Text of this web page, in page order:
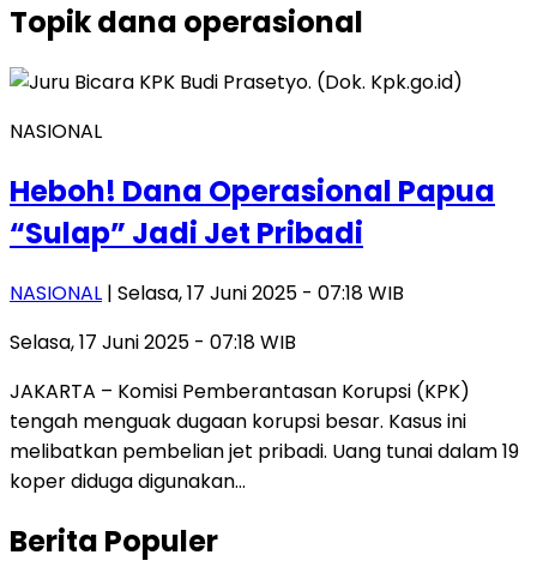
Topikdana operasional
NASIONAL
Heboh! Dana Operasional Papua
“Sulap” Jadi Jet Pribadi
NASIONAL | Selasa, 17 Juni 2025 - 07:18 WIB
Selasa, 17 Juni 2025 - 07:18 WIB
JAKARTA – Komisi Pemberantasan Korupsi (KPK)
tengah menguak dugaan korupsi besar. Kasus ini
melibatkan pembelian jet pribadi. Uang tunai dalam 19
koper diduga digunakan…
Berita Populer